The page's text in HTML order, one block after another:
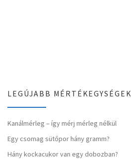
LEGÚJABB MÉRTÉKEGYSÉGEK
Kanálmérleg – így mérj mérleg nélkül
Egy csomag sütőpor hány gramm?
Hány kockacukor van egy dobozban?